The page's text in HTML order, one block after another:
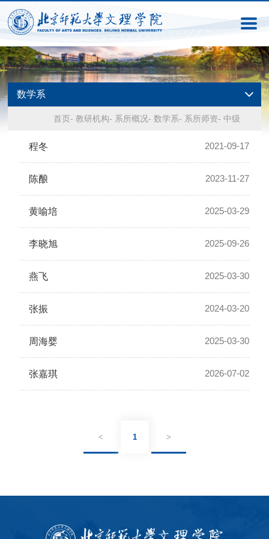
数学系
首页- 教研机构- 系所概况- 数学系- 系所师资- 中级
2021-09-17
程冬
2023-11-27
陈酿
2025-03-29
黄喻培
2025-09-26
李晓旭
2025-03-30
燕飞
2024-03-20
张振
2025-03-30
周海婴
2026-07-02
张嘉琪
< 1 >